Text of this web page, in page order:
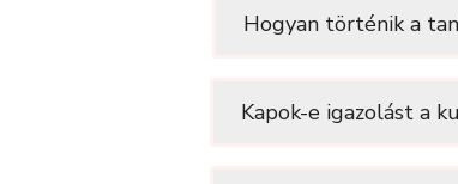
Hogyan történik a
Kapok-e igazolást a